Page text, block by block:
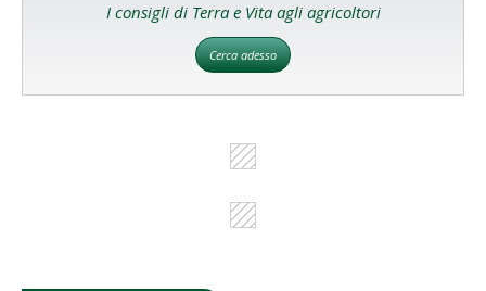
I consigli di Terra e Vita agli agricoltori
Cerca adesso